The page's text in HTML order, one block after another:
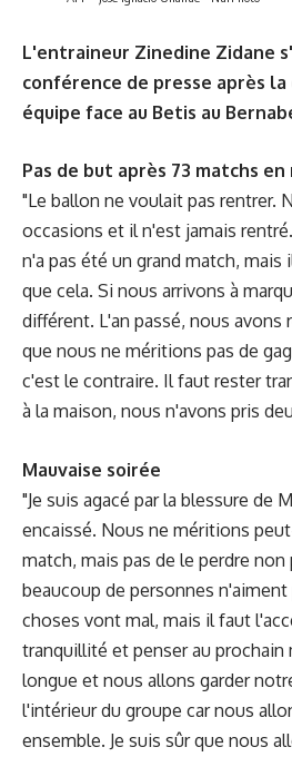
L'entraineur Zinedine Zidane
conférence de presse après la
équipe face au Betis au
Pas de but après 73 matchs
"Le ballon ne voulait pas rentrer.
occasions et il n'est jamais
n'a pas été un grand match, mais
que cela. Si nous arrivons à
différent. L'an passé, nous avons
que nous ne méritions pas de
c'est le contraire. Il faut rester
à la maison, nous n'avons pris
Mauvaise soirée
"Je suis agacé par la blessure de
encaissé. Nous ne méritions
match, mais pas de le perdre non
beaucoup de personnes
choses vont mal, mais il faut
tranquillité et penser au prochain
longue et nous allons garder
l'intérieur du groupe car nous
ensemble. Je suis sûr que nous